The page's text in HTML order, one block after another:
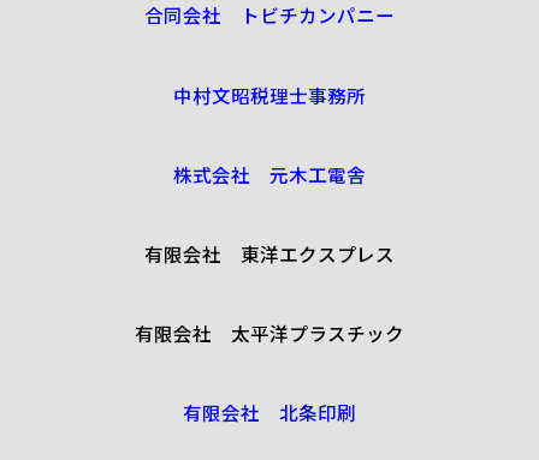
合同会社 トビチカンパニー
中村文昭税理士事務所
株式会社 元木工電舎
有限会社 東洋エクスプレス
有限会社 太平洋プラスチック
有限会社 北条印刷